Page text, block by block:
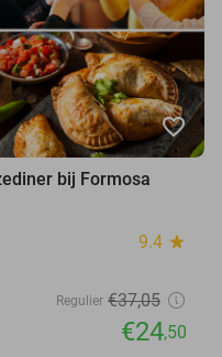
favorite_border
bij Formosa
9.4 star
Regulier €37,05
€24,50